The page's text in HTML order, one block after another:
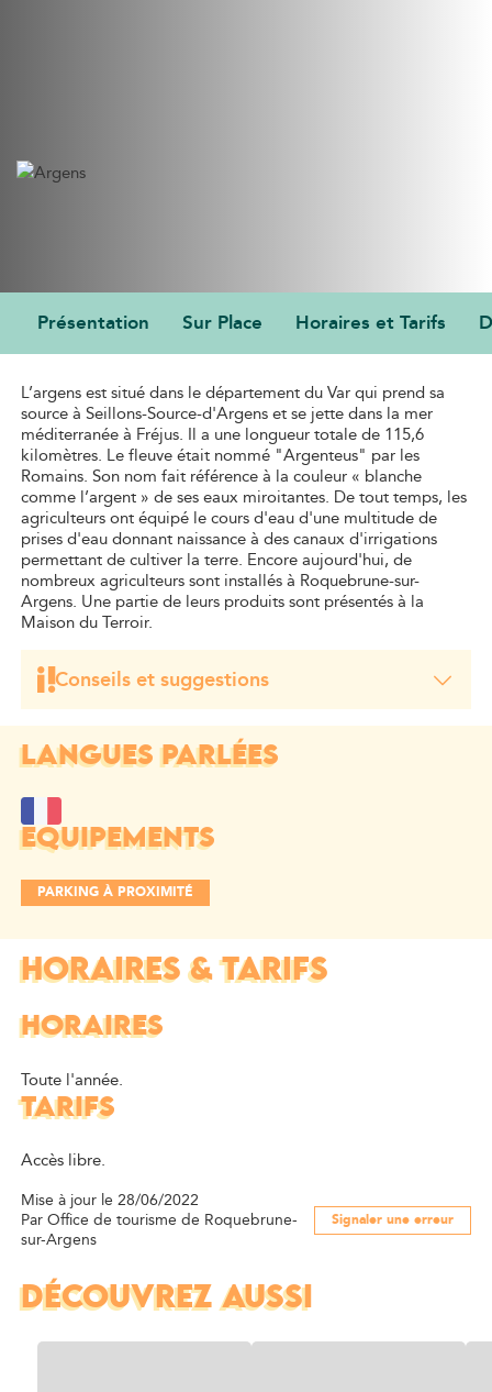
Présentation Sur Place Horaires et Tarifs
L’argens est situé dans le département du Var qui prend sa
source à Seillons-Source-d'Argens et se jette dans la mer
méditerranée à Fréjus. Il a une longueur totale de 115,6
kilomètres. Le fleuve était nommé "Argenteus" par les
Romains. Son nom fait référence à la couleur « blanche
comme l’argent » de ses eaux miroitantes. De tout temps, les
agriculteurs ont équipé le cours d'eau d'une multitude de
prises d'eau donnant naissance à des canaux d'irrigations
permettant de cultiver la terre. Encore aujourd'hui, de
nombreux agriculteurs sont installés à Roquebrune-sur-
Argens. Une partie de leurs produits sont présentés à la
Maison du Terroir.
Conseils et suggestions
Profitez de la base du rocher pour approcher le Rocher
d’une manière originale en canoë-kayak.
LANGUES PARLÉES
EQUIPEMENTS
PARKING À PROXIMITÉ
HORAIRES & TARIFS
HORAIRES
Toute l'année.
TARIFS
Accès libre.
Mise à jour le 28/06/2022
Par Office de tourisme de Roquebrune-
sur-Argens
Signaler une erreur
DÉCOUVREZ AUSSI